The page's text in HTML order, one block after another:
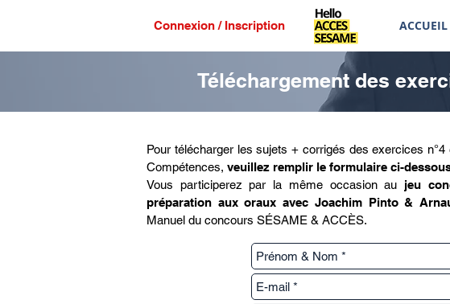
Connexion / Inscription ACCUEIL
Téléchargement des
Pour télécharger les sujets + corrigés des exercices n°4
Compétences, veuillez remplir le formulaire ci-
Vous participerez par la même occasion au jeu
préparation aux oraux avec Joachim Pinto &
Manuel du concours SÉSAME & ACCÈS.